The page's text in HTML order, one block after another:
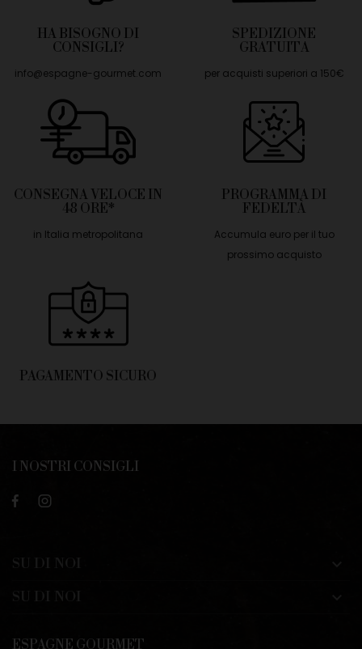
HA BISOGNO DI
CONSIGLI?
info@espagne-gourmet.com
SPEDIZIONE
GRATUITA
per acquisti superiori a 150€
CONSEGNA VELOCE IN
48 ORE*
in Italia metropolitana
PROGRAMMA DI
FEDELTÀ
Accumula euro per il tuo
prossimo acquisto
PAGAMENTO SICURO
I NOSTRI CONSIGLI
ESPAGNE GOURMET